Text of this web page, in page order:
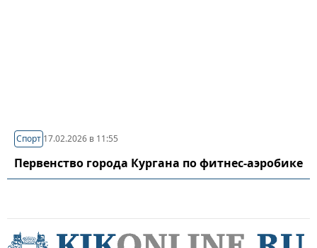
Спорт 17.02.2026 в 11:55
Первенство города Кургана по фитнес-аэробике